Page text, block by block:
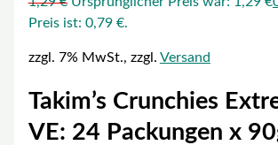
Preis ist: 0,79 €.
zzgl. 7% MwSt., zzgl. Versand
Takim’s Crunchies
VE: 24 Packungen x